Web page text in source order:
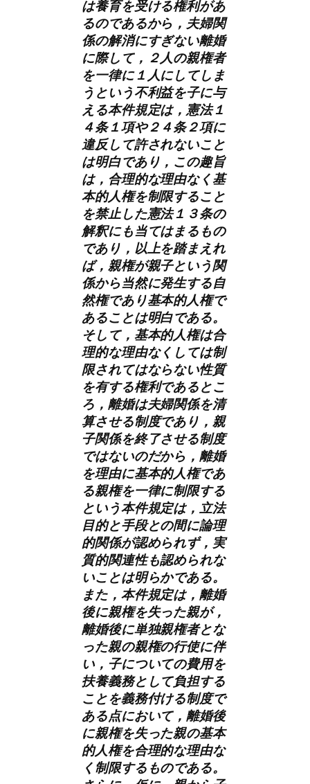
は養育を受ける権利があ
るのであるから，夫婦関
係の解消にすぎない離婚
に際して，２人の親権者
を一律に１人にしてしま
うという不利益を子に与
える本件規定は，憲法１
４条１項や２４条２項に
違反して許されないこと
は明白であり，この趣旨
は，合理的な理由なく基
本的人権を制限すること
を禁止した憲法１３条の
解釈にも当てはまるもの
であり，以上を踏まえれ
ば，親権が親子という関
係から当然に発生する自
然権であり基本的人権で
あることは明白である。
そして，基本的人権は合
理的な理由なくしては制
限されてはならない性質
を有する権利であるとこ
ろ，離婚は夫婦関係を清
算させる制度であり，親
子関係を終了させる制度
ではないのだから，離婚
を理由に基本的人権であ
る親権を一律に制限する
という本件規定は，立法
目的と手段との間に論理
的関係が認められず，実
質的関連性も認められな
いことは明らかである。
また，本件規定は，離婚
後に親権を失った親が，
離婚後に単独親権者とな
った親の親権の行使に伴
い，子についての費用を
扶養義務として負担する
ことを義務付ける制度で
ある点において，離婚後
に親権を失った親の基本
的人権を合理的な理由な
く制限するものである。